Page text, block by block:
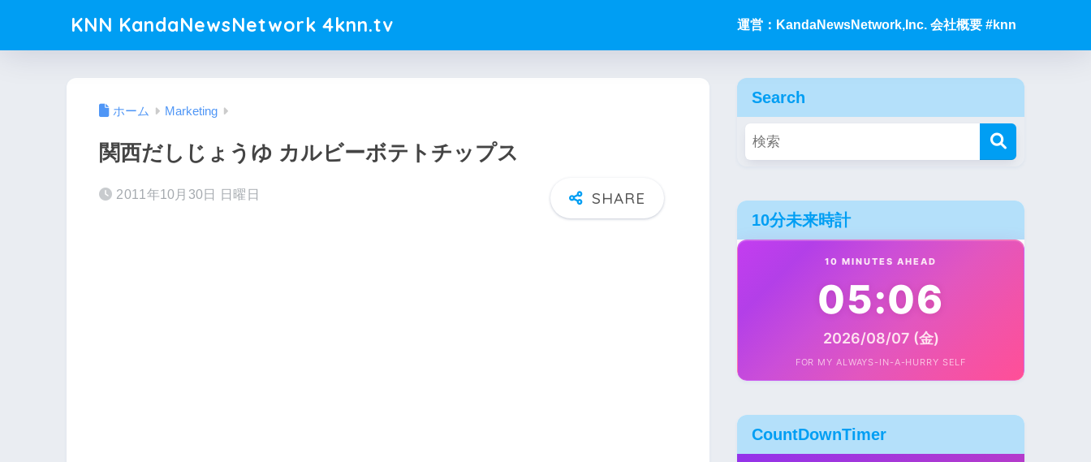
KNN KandaNewsNetwork 4knn.tv 運営：KandaNewsNetwork,Inc. 会社概要 #knn
ホーム Marketing
関西だしじょうゆ カルビーボテトチップス
2011年10月30日 日曜日
Search
10分未来時計
10 MINUTES AHEAD
05:06
2026/08/07 (金)
FOR MY ALWAYS-IN-A-HURRY SELF
CountDownTimer